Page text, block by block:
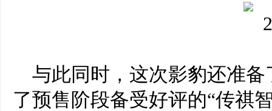
与此同时，这次影豹还准
了预售阶段备受好评的“传祺